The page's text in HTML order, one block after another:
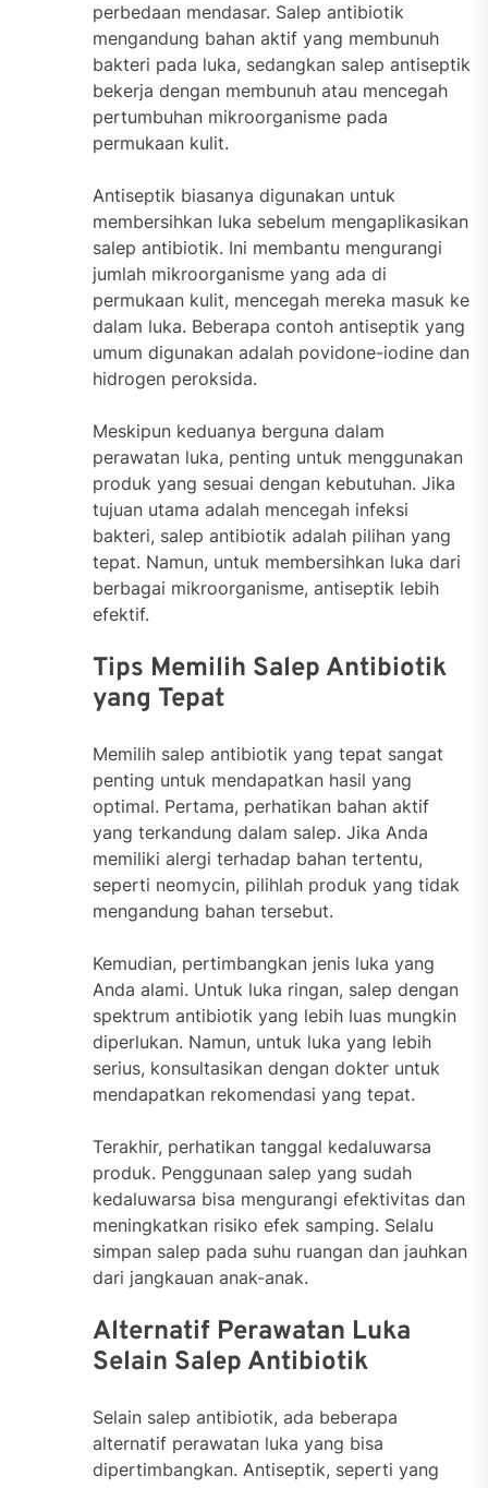
perbedaan mendasar. Salep antibiotik
mengandung bahan aktif yang membunuh
bakteri pada luka, sedangkan salep antiseptik
bekerja dengan membunuh atau mencegah
pertumbuhan mikroorganisme pada
permukaan kulit.
Antiseptik biasanya digunakan untuk
membersihkan luka sebelum mengaplikasikan
salep antibiotik. Ini membantu mengurangi
jumlah mikroorganisme yang ada di
permukaan kulit, mencegah mereka masuk ke
dalam luka. Beberapa contoh antiseptik yang
umum digunakan adalah povidone-iodine dan
hidrogen peroksida.
Meskipun keduanya berguna dalam
perawatan luka, penting untuk menggunakan
produk yang sesuai dengan kebutuhan. Jika
tujuan utama adalah mencegah infeksi
bakteri, salep antibiotik adalah pilihan yang
tepat. Namun, untuk membersihkan luka dari
berbagai mikroorganisme, antiseptik lebih
efektif.
Tips Memilih Salep Antibiotik
yang Tepat
Memilih salep antibiotik yang tepat sangat
penting untuk mendapatkan hasil yang
optimal. Pertama, perhatikan bahan aktif
yang terkandung dalam salep. Jika Anda
memiliki alergi terhadap bahan tertentu,
seperti neomycin, pilihlah produk yang tidak
mengandung bahan tersebut.
Kemudian, pertimbangkan jenis luka yang
Anda alami. Untuk luka ringan, salep dengan
spektrum antibiotik yang lebih luas mungkin
diperlukan. Namun, untuk luka yang lebih
serius, konsultasikan dengan dokter untuk
mendapatkan rekomendasi yang tepat.
Terakhir, perhatikan tanggal kedaluwarsa
produk. Penggunaan salep yang sudah
kedaluwarsa bisa mengurangi efektivitas dan
meningkatkan risiko efek samping. Selalu
simpan salep pada suhu ruangan dan jauhkan
dari jangkauan anak-anak.
Alternatif Perawatan Luka
Selain Salep Antibiotik
Selain salep antibiotik, ada beberapa
alternatif perawatan luka yang bisa
dipertimbangkan. Antiseptik, seperti yang